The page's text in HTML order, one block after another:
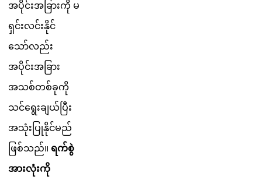
အပငအ ခက မ
ရငလငနင
သလည
အပငအ ခ
အသစတစခက
သငရခယ ပ
အသ ပနငမည
ဖစသည။ ရကစ
အလက